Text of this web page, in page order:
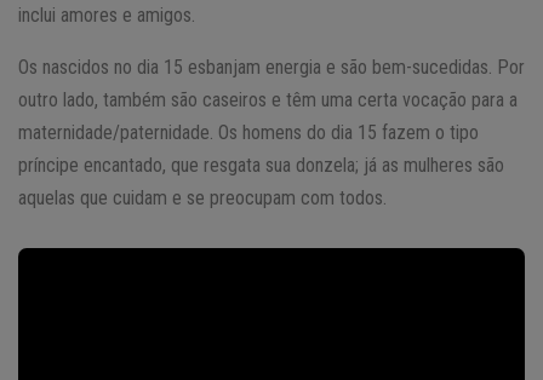
inclui amores e amigos.
Os nascidos no dia 15 esbanjam energia e são bem-sucedidas. Por
outro lado, também são caseiros e têm uma certa vocação para a
maternidade/paternidade. Os homens do dia 15 fazem o tipo
príncipe encantado, que resgata sua donzela; já as mulheres são
aquelas que cuidam e se preocupam com todos.